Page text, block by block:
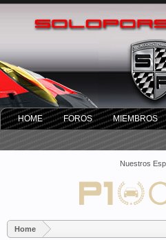
Nuestros
Home
HOME FOROS MIEMBROS